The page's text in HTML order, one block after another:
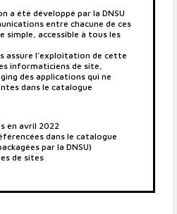
a été développé par la DNSU
entre chacune de ces
accessible à tous les
assure l’exploitation de cette
informaticiens de site,
des applications qui ne
dans le catalogue
en avril 2022
dans le catalogue
par la DNSU)
de sites